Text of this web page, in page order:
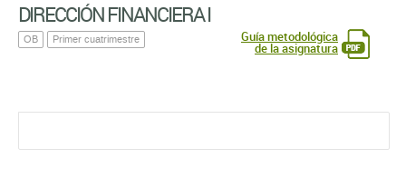
DIRECCIÓN FINANCIERA I
OB Primer cuatrimestre Guía metodológica
de la asignatura